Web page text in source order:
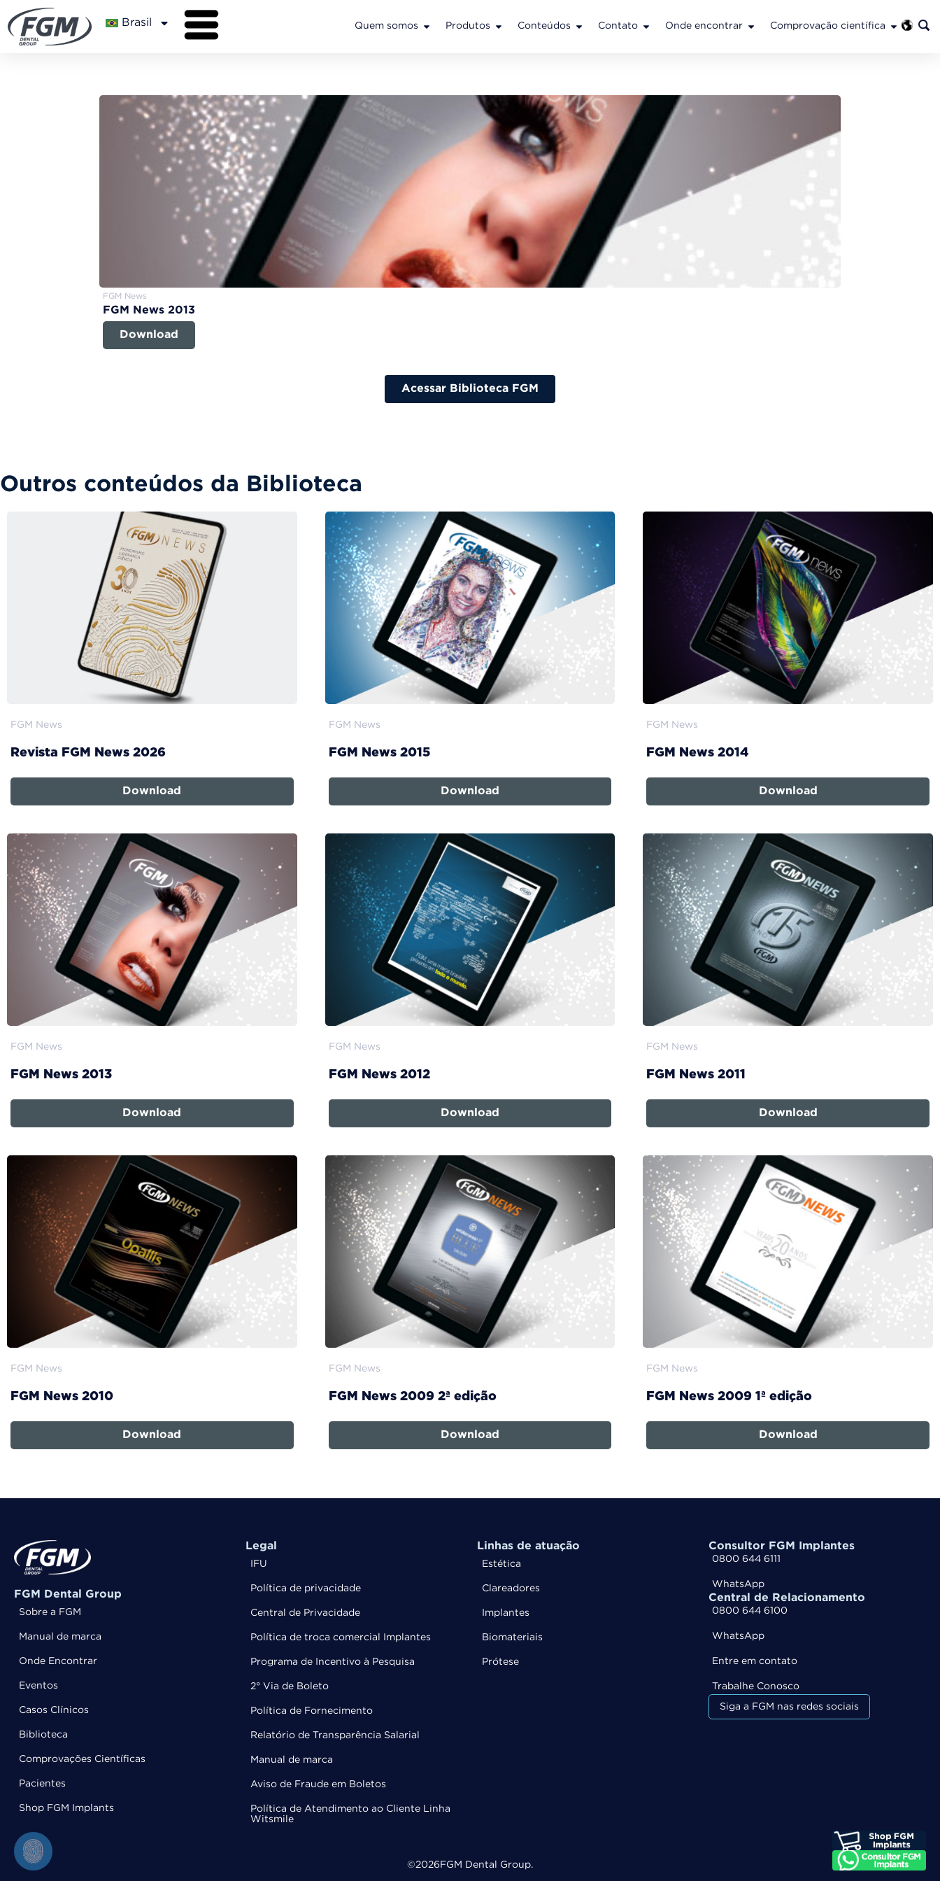
Brasil Quem somos Produtos Conteúdos Contato Onde encontrar Comprovação científica
FGM News
FGM News 2013
Download
Acessar Biblioteca FGM
Outros conteúdos da Biblioteca
FGM News
Revista FGM News 2026
Download
FGM News
FGM News 2015
Download
FGM News
FGM News 2014
Download
FGM News
FGM News 2013
Download
FGM News
FGM News 2012
Download
FGM News
FGM News 2011
Download
FGM News
FGM News 2010
Download
FGM News
FGM News 2009 2ª edição
Download
FGM News
FGM News 2009 1ª edição
Download
FGM Dental Group
Sobre a FGM
Manual de marca
Onde Encontrar
Eventos
Casos Clínicos
Biblioteca
Comprovações Científicas
Pacientes
Shop FGM Implants
Legal
IFU
Política de privacidade
Central de Privacidade
Política de troca comercial Implantes
Programa de Incentivo à Pesquisa
2° Via de Boleto
Política de Fornecimento
Relatório de Transparência Salarial
Manual de marca
Aviso de Fraude em Boletos
Política de Atendimento ao Cliente Linha
Witsmile
Linhas de atuação
Estética
Clareadores
Implantes
Biomateriais
Prótese
Consultor FGM Implantes
0800 644 6111
WhatsApp
Central de Relacionamento
0800 644 6100
WhatsApp
Entre em contato
Trabalhe Conosco
Siga a FGM nas redes sociais
©2026 FGM Dental Group.